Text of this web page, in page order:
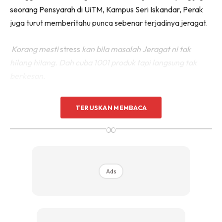
seorang Pensyarah di UiTM, Kampus Seri Iskandar, Perak
juga turut memberitahu punca sebenar terjadinya jeragat.
Korang mestistress kan bila masalah Jeragat ni tak
senang nak atasi.
TERUSKAN MEMBACA
∞
Ads